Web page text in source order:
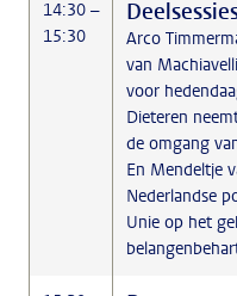
14:30 –
15:30
Arco
van
voor
Dieteren
de omgang
En Mendeltje
Nederlandse
Unie op het